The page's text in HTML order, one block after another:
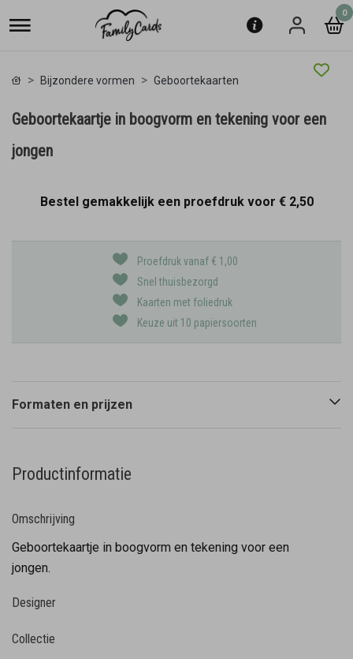
0
Bijzondere vormen Geboortekaarten
Geboortekaartje in boogvorm en tekening voor een
jongen
Bestel gemakkelijk een proefdruk voor € 2,50
Proefdruk vanaf € 1,00
Snel thuisbezorgd
Kaarten met foliedruk
Keuze uit 10 papiersoorten
Formaten en prijzen
Productinformatie
Omschrijving
Geboortekaartje in boogvorm en tekening voor een
jongen.
Designer
Collectie